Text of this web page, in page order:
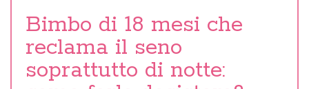
Bimbo di 18 mesi che
reclama il seno
soprattutto di notte: